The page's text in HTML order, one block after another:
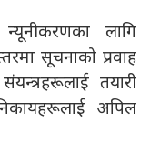
लागि
सूचनाको प्रवाह
तयारी
अपिल